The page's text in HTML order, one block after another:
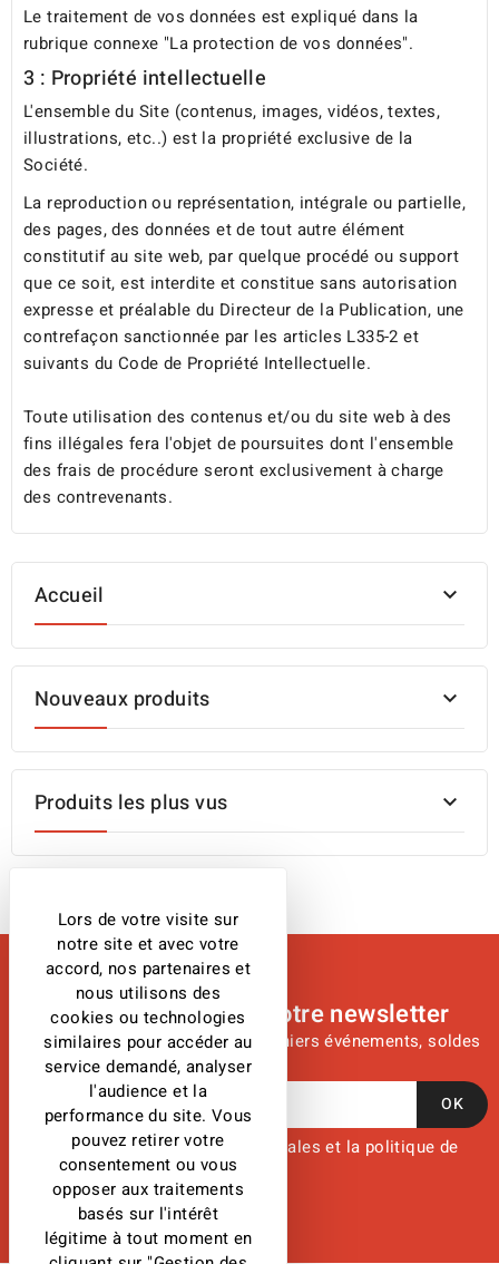
Le traitement de vos données est expliqué dans la
rubrique connexe "La protection de vos données".
3 : Propriété intellectuelle
L'ensemble du Site (contenus, images, vidéos, textes,
illustrations, etc..) est la propriété exclusive de la
Société.
La reproduction ou représentation, intégrale ou partielle,
des pages, des données et de tout autre élément
constitutif au site web, par quelque procédé ou support
que ce soit, est interdite et constitue sans autorisation
expresse et préalable du Directeur de la Publication, une
contrefaçon sanctionnée par les articles L335-2 et
suivants du Code de Propriété Intellectuelle.
Toute utilisation des contenus et/ou du site web à des
fins illégales fera l'objet de poursuites dont l'ensemble
des frais de procédure seront exclusivement à charge
des contrevenants.
Accueil 
Nouveaux produits 
Produits les plus vus 
Abonnez-vous à notre newsletter
Restez informé(e) des derniers événements, soldes
et offres
J'accepte les conditions générales et la politique de
confidentialité.
Lors de votre visite sur
notre site et avec votre
accord, nos partenaires et
nous utilisons des
cookies ou technologies
similaires pour accéder au
service demandé, analyser
l'audience et la
performance du site. Vous
pouvez retirer votre
consentement ou vous
opposer aux traitements
basés sur l'intérêt
légitime à tout moment en